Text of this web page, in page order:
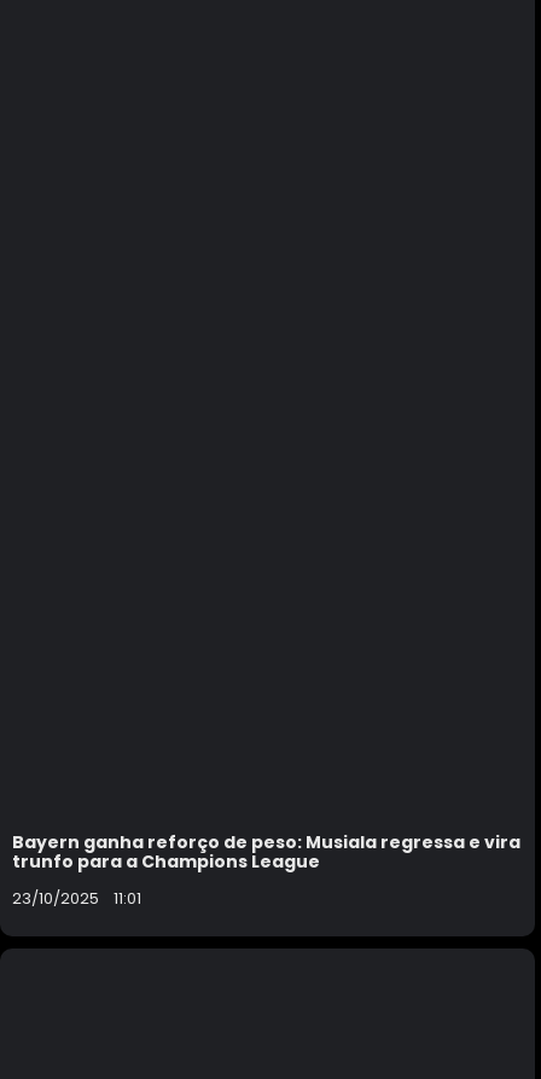
Bayern ganha reforço de peso: Musiala regressa e vira
trunfo para a Champions League
23/10/2025 11:01